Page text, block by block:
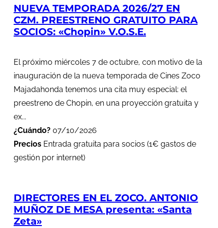
NUEVA TEMPORADA 2026/27 EN
CZM. PREESTRENO GRATUITO PARA
SOCIOS: «Chopin» V.O.S.E.
El próximo miércoles 7 de octubre, con motivo de la
inauguración de la nueva temporada de Cines Zoco
Majadahonda tenemos una cita muy especial: el
preestreno de Chopin, en una proyección gratuita y
ex...
¿Cuándo? 07/10/2026
Precios Entrada gratuita para socios (1€ gastos de
gestión por internet)
DIRECTORES EN EL ZOCO. ANTONIO
MUÑOZ DE MESA presenta: «Santa
Zeta»